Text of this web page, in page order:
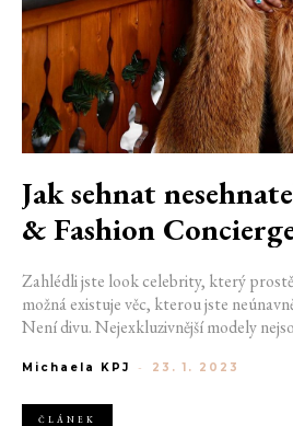
Jak sehnat
& Fashion
Zahlédli jste look celebrity, který
možná existuje věc, kterou jste
Není divu. Nejexkluzivnější modely
klienty, podaří se vám získat i ty
Michaela KPJ - 23. 1. 2023
ČLÁNEK